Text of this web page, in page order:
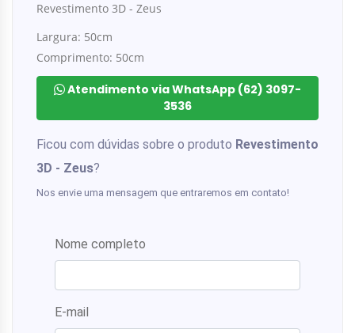
Revestimento 3D - Zeus
Largura: 50cm
Comprimento: 50cm
Atendimento via WhatsApp (62) 3097-
3536
Ficou com dúvidas sobre o produto Revestimento
3D - Zeus?
Nos envie uma mensagem que entraremos em contato!
Nome completo
E-mail